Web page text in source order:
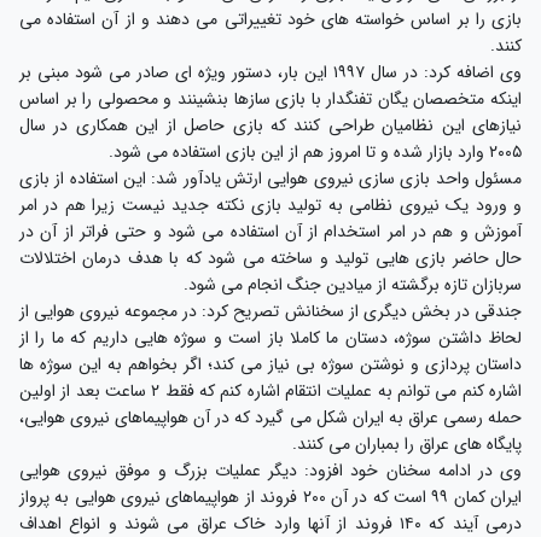
بازی را بر اساس خواسته های خود تغییراتی می دهند و از آن استفاده می
کنند.
وی اضافه کرد: در سال ۱۹۹۷ این بار، دستور ویژه ای صادر می شود مبنی بر
اینکه متخصصان یگان تفنگدار با بازی سازها بنشینند و محصولی را بر اساس
نیازهای این نظامیان طراحی کنند که بازی حاصل از این همکاری در سال
۲۰۰۵ وارد بازار شده و تا امروز هم از این بازی استفاده می شود.
مسئول واحد بازی سازی نیروی هوایی ارتش یادآور شد: این استفاده از بازی
و ورود یک نیروی نظامی به تولید بازی نکته جدید نیست زیرا هم در امر
آموزش و هم در امر استخدام از آن استفاده می شود و حتی فراتر از آن در
حال حاضر بازی هایی تولید و ساخته می شود که با هدف درمان اختلالات
سربازان تازه برگشته از میادین جنگ انجام می شود.
جندقی در بخش دیگری از سخنانش تصریح کرد: در مجموعه نیروی هوایی از
لحاظ داشتن سوژه، دستان ما کاملا باز است و سوژه هایی داریم که ما را از
داستان پردازی و نوشتن سوژه بی نیاز می کند؛ اگر بخواهم به این سوژه ها
اشاره کنم می توانم به عملیات انتقام اشاره کنم که فقط ۲ ساعت بعد از اولین
حمله رسمی عراق به ایران شکل می گیرد که در آن هواپیماهای نیروی هوایی،
پایگاه های عراق را بمباران می کنند.
وی در ادامه سخنان خود افزود: دیگر عملیات بزرگ و موفق نیروی هوایی
ایران کمان ۹۹ است که در آن ۲۰۰ فروند از هواپیماهای نیروی هوایی به پرواز
درمی آیند که ۱۴۰ فروند از آنها وارد خاک عراق می شوند و انواع اهداف